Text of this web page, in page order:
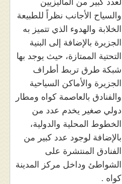
والسياح الأجانب نظراً للطبيعة
الخلابة والهدوء الذي تتميز به
الجزيرة بالإضافة إلى البنية
التحتية الممتازة، حيث يوجد بها
شبكة طرق تربط أطراف
الجزيرة والأماكن السياحية
والفنادق بالعاصمة كواه ومطار
دولي صغير يخدم عدد من
الخطوط المحلية والدولية،
بالإضافة لوجود عدد كبير من
الفنادق المنتشرة على
الشواطئ وداخل مركز المدينة
كواه .